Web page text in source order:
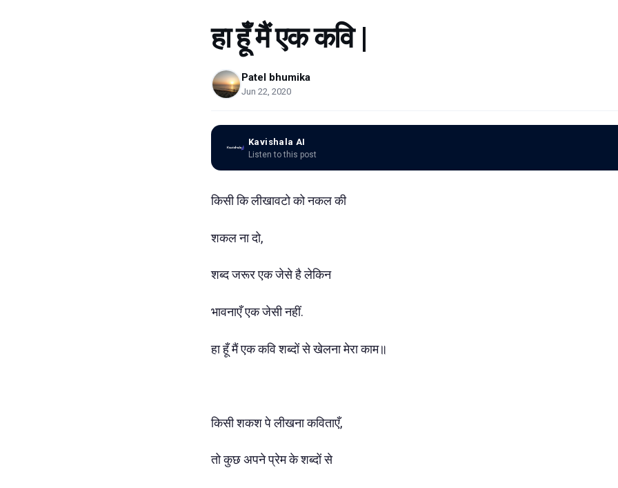
हा हूँ मैं एक कवि |
Patel bhumika
Jun 22, 2020
Kavishala AI
Listen to this post
किसी कि लीखावटो को नकल की
शकल ना दो,
शब्द जरूर एक जेसे है लेकिन
भावनाएँ एक जेसी नहीं.
हा हूँ मैं एक कवि शब्दों से खेलना मेरा काम॥
किसी शकश पे लीखना कविताएँ,
तो कुछ अपने प्रेम के शब्दों से